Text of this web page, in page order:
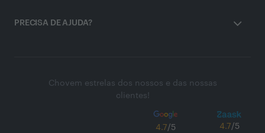
PRECISA DE AJUDA?
Chovem estrelas dos nossos e das nossas
clientes!
4.7/5 4.7/5